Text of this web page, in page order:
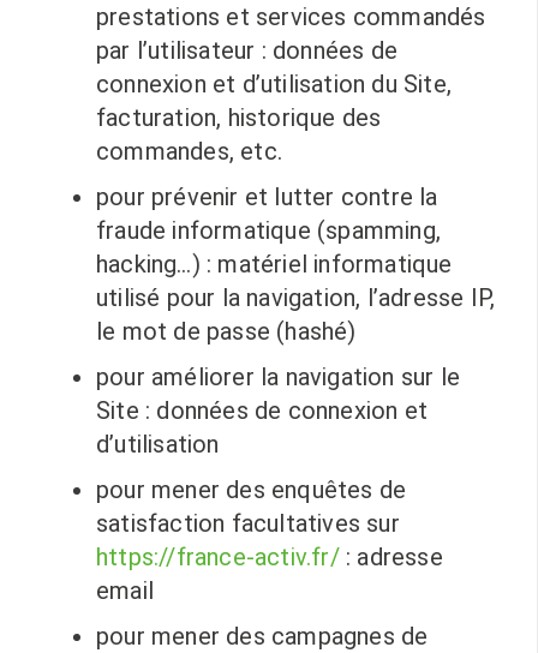
prestations et services commandés
par l’utilisateur : données de
connexion et d’utilisation du Site,
facturation, historique des
commandes, etc.
pour prévenir et lutter contre la
fraude informatique (spamming,
hacking…) : matériel informatique
utilisé pour la navigation, l’adresse IP,
le mot de passe (hashé)
pour améliorer la navigation sur le
Site : données de connexion et
d’utilisation
pour mener des enquêtes de
satisfaction facultatives sur
https://france-activ.fr/: adresse
email
pour mener des campagnes de